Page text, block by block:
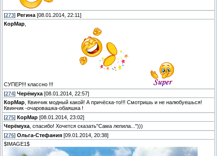
[273] Регина [08.01.2014, 22:11]
КорМар
СУПЕР!!! классно !!!
[274] Черёмуха [08.01.2014, 22:57]
КорМар , Квинчик модный какой! А причёска-то!!! Смотришь и не налюбуешься!
Квинчик -очаровашка-обаяшка !
[275] КорМар [08.01.2014, 23:02]
Черёмуха , спасибо! Хочется сказать"Сама лепила...")))
[276] Ольга-Стефания [09.01.2014, 20:38]
$IMAGE1$